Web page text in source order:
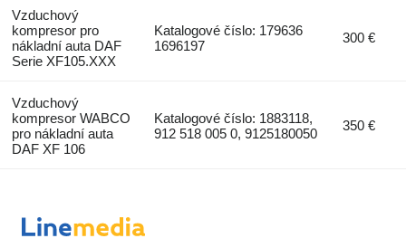
Vzduchový
kompresor pro
nákladní auta DAF
Serie XF105.XXX
Katalogové číslo: 179636
1696197
300 €
Vzduchový
kompresor WABCO
pro nákladní auta
DAF XF 106
Katalogové číslo: 1883118,
912 518 005 0, 9125180050
350 €